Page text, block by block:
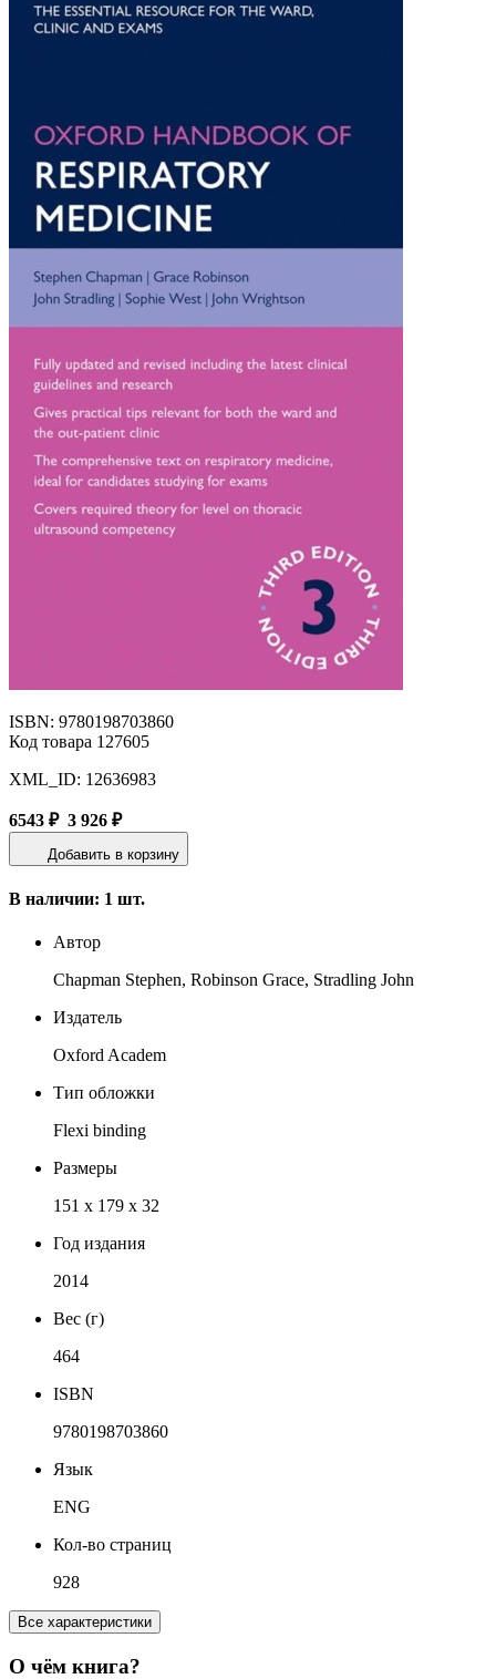
ISBN: 9780198703860
Код товара 127605
XML_ID: 12636983
6543 ₽ 3 926 ₽
Добавить в корзину
В наличии: 1 шт.
Автор
Chapman Stephen, Robinson Grace, Stradling John
Издатель
Oxford Academ
Тип обложки
Flexi binding
Размеры
151 x 179 x 32
Год издания
2014
Вес (г)
464
ISBN
9780198703860
Язык
ENG
Кол-во страниц
928
Все характеристики
О чём книга?